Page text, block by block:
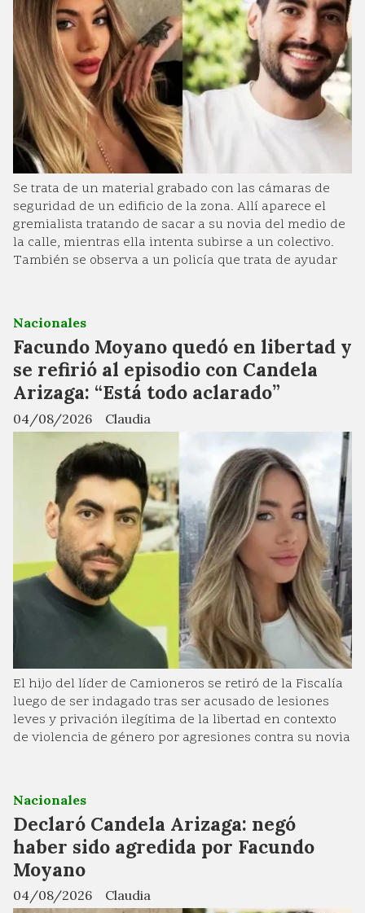
Se trata de un material grabado con las cámaras de
seguridad de un edificio de la zona. Allí aparece el
gremialista tratando de sacar a su novia del medio de
la calle, mientras ella intenta subirse a un colectivo.
También se observa a un policía que trata de ayudar
Facundo Moyano quedó en libertad y
se refirió al episodio con Candela
Arizaga: “Está todo aclarado”
Claudia
Nacionales
04/08/2026
El hijo del líder de Camioneros se retiró de la Fiscalía
luego de ser indagado tras ser acusado de lesiones
leves y privación ilegítima de la libertad en contexto
de violencia de género por agresiones contra su novia
Declaró Candela Arizaga: negó
haber sido agredida por Facundo
Moyano
Claudia
Nacionales
04/08/2026